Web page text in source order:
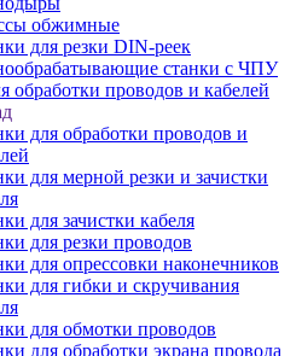
обжимные
для резки DIN-реек
станки с ЧПУ
обработки проводов и кабелей
для обработки проводов и
для мерной резки и зачистки
для зачистки кабеля
для резки проводов
для опрессовки наконечников
для гибки и скручивания
для обмотки проводов
для обработки экрана провода